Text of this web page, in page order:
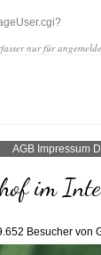
nur für
AGB Impressum
im
Besucher von